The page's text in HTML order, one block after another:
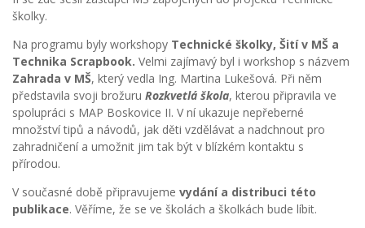
školky.
Na programu byly workshopy Technické školky, Šití v MŠ a
Technika Scrapbook. Velmi zajímavý byl i workshop s názvem
Zahrada v MŠ, který vedla Ing. Martina Lukešová. Při něm
představila svoji brožuru Rozkvetlá škola, kterou připravila ve
spolupráci s MAP Boskovice II. V ní ukazuje nepřeberné
množství tipů a návodů, jak děti vzdělávat a nadchnout pro
zahradničení a umožnit jim tak být v blízkém kontaktu s
přírodou.
V současné době připravujeme vydání a distribuci této
publikace. Věříme, že se ve školách a školkách bude líbit.